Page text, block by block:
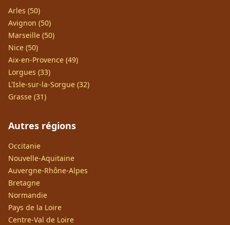
Arles (50)
Avignon (50)
Marseille (50)
Nice (50)
Aix-en-Provence (49)
Lorgues (33)
L'Isle-sur-la-Sorgue (32)
Grasse (31)
Autres régions
Occitanie
Nouvelle-Aquitaine
Auvergne-Rhône-Alpes
Bretagne
Normandie
Pays de la Loire
Centre-Val de Loire